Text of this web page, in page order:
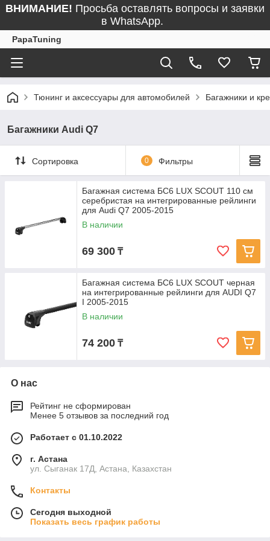
ВНИМАНИЕ! Просьба оставлять вопросы и заявки
в WhatsApp.
PapaTuning
Тюнинг и аксессуары для автомобилей Багажники и
Багажники Audi Q7
Сортировка 0 Фильтры
Багажная система БС6 LUX SCOUT 110 см
серебристая на интегрированные рейлинги
для Audi Q7 2005-2015
В наличии
69 300 ₸
Багажная система БС6 LUX SCOUT черная
на интегрированные рейлинги для AUDI Q7
I 2005-2015
В наличии
74 200 ₸
О нас
Рейтинг не сформирован
Менее 5 отзывов за последний год
Работает с 01.10.2022
г. Астана
ул. Сыганак 17Д, Астана, Казахстан
Контакты
Сегодня выходной
Показать весь график работы